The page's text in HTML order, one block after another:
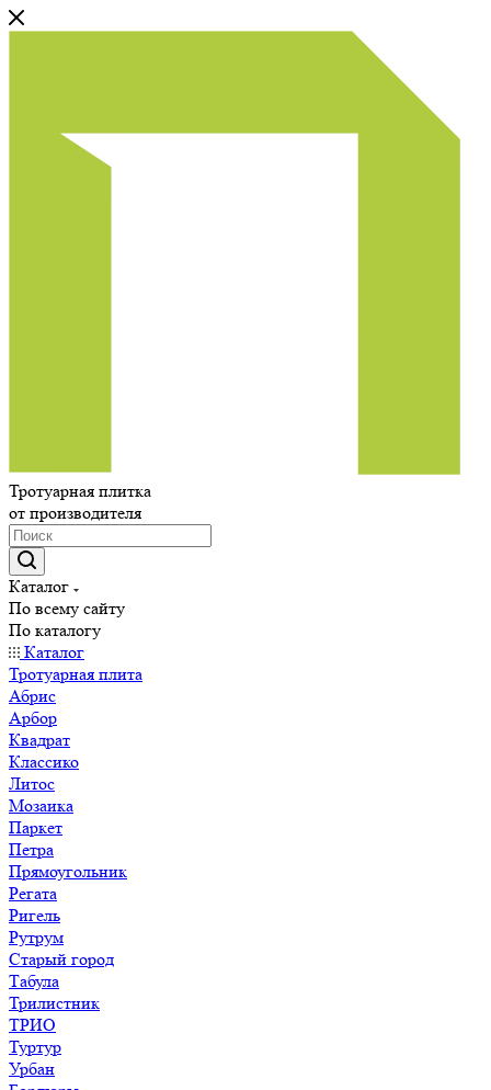
Тротуарная плитка
от производителя
Каталог
По всему сайту
По каталогу
Каталог
Тротуарная плита
Абрис
Арбор
Квадрат
Классико
Литос
Мозаика
Паркет
Петра
Прямоугольник
Регата
Ригель
Рутрум
Старый город
Табула
Трилистник
ТРИО
Туртур
Урбан